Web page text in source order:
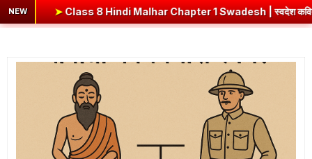
NEWMalhar Chapter 1 Swadesh | स्वदेश कविता भावार्थ एवं प्रश्नोत्तर